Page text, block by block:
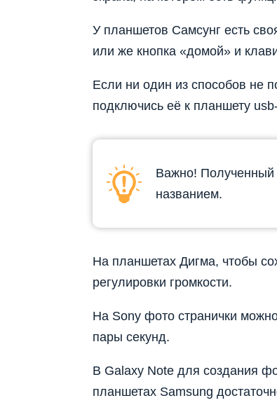
У планшетов Самсунг есть
или же кнопка «домой» и
Если ни один из способов не
подключись её к планшету
Важно! Полученный
названием.
На планшетах Дигма, чтобы
регулировки громкости.
На Sony фото странички
пары секунд.
В Galaxy Note для создания
планшетах Samsung